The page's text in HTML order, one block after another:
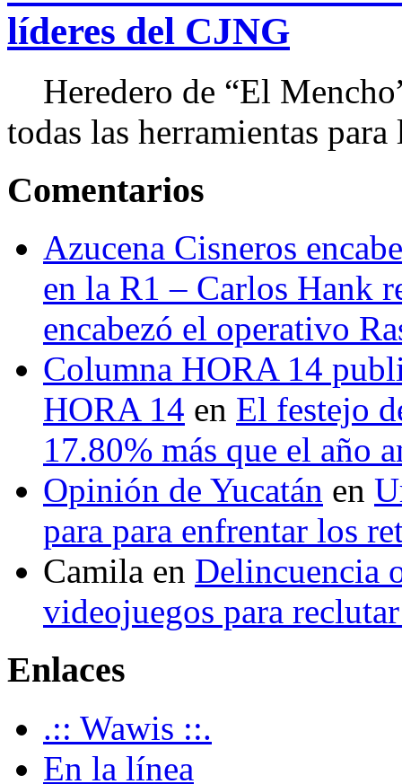
líderes del CJNG
Heredero de “El
todas las herramientas
Comentarios
Azucena Cisneros
en la R1 – Carlos Hank
encabezó el operativo
Columna HORA 14
HORA 14 en El festejo
17.80% más que el año
Opinión de Yucatán en
para para enfrentar los
Camila en Delincuencia
videojuegos para
Enlaces
.:: Wawis ::.
En la línea